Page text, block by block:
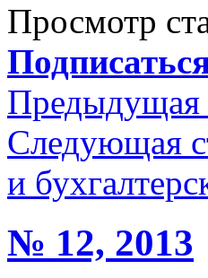
Просмотр
Предыдущая
Следующая
и
№ 12, 2013